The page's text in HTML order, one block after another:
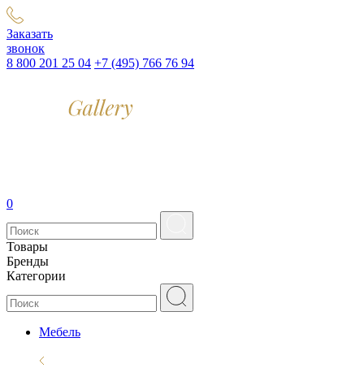
Заказать
звонок
8 800 201 25 04 +7 (495) 766 76 94
0
Товары
Бренды
Категории
Мебель